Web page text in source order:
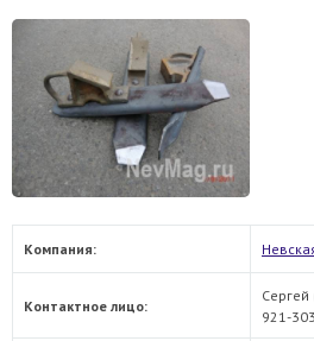
Компания:
Контактное лицо:
921-